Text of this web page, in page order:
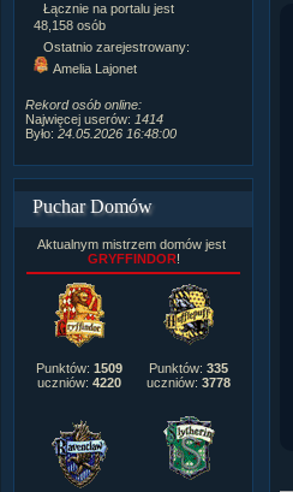
Łącznie na portalu jest
48,158 osób
Ostatnio zarejestrowany:
Amelia Lajonet
Rekord osób online:
Najwięcej userów: 1414
Było: 24.05.2026 16:48:00
Puchar Domów
Aktualnym mistrzem domów jest
GRYFFINDOR!
Punktów: 1509
uczniów: 4220
Punktów: 335
uczniów: 3778